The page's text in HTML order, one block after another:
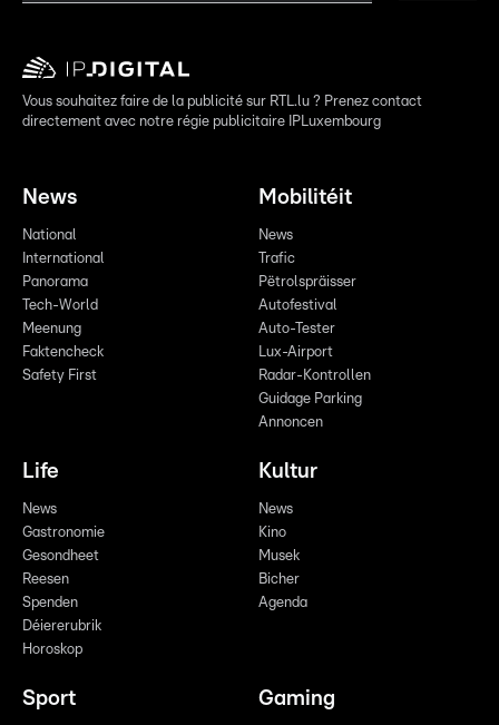
Vous souhaitez faire de la publicité sur RTL.lu ? Prenez contact
directement avec notre régie publicitaire IPLuxembourg
News
National
International
Panorama
Tech-World
Meenung
Faktencheck
Safety First
Mobilitéit
News
Trafic
Pëtrolspräisser
Autofestival
Auto-Tester
Lux-Airport
Radar-Kontrollen
Guidage Parking
Annoncen
Life
News
Gastronomie
Gesondheet
Reesen
Spenden
Déiererubrik
Horoskop
Kultur
News
Kino
Musek
Bicher
Agenda
Sport Gaming